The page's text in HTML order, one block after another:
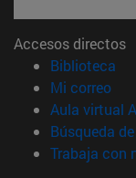
Accesos directos
Biblioteca
Mi correo
Aula virtual
Búsqueda
Trabaja con